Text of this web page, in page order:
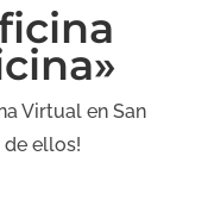
Virtual en San
ellos!